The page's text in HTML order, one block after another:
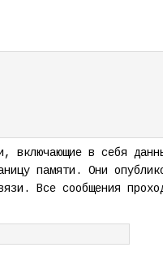
включающие в себя
памяти. Они
Все сообщения